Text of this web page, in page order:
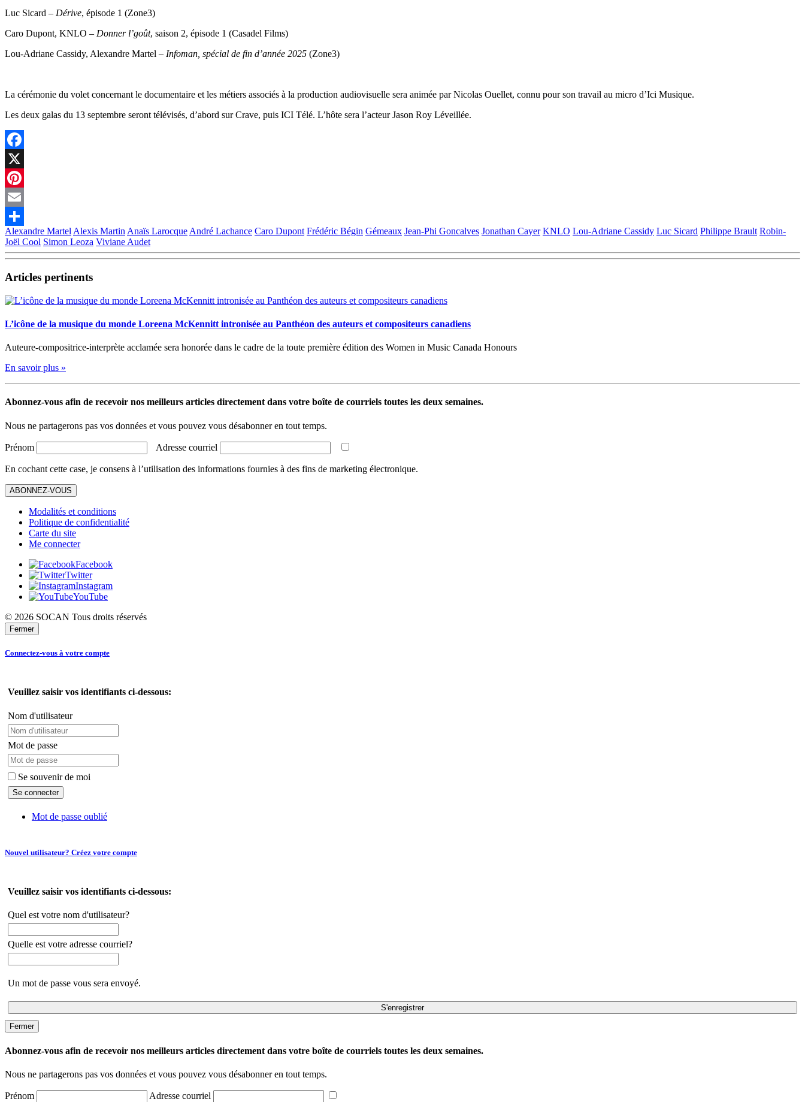
Luc Sicard – Dérive, épisode 1 (Zone3)
Caro Dupont, KNLO – Donner l’goût, saison 2, épisode 1 (Casadel Films)
Lou-Adriane Cassidy, Alexandre Martel – Infoman, spécial de fin d’année 2025 (Zone3)
La cérémonie du volet concernant le documentaire et les métiers associés à la production audiovisuelle sera animée par Nicolas Ouellet, connu pour son travail au micro d’Ici Musique.
Les deux galas du 13 septembre seront télévisés, d’abord sur Crave, puis ICI Télé. L’hôte sera l’acteur Jason Roy Léveillée.
Facebook
X
Pinterest
Email
Partager
Alexandre Martel Alexis Martin Anaïs Larocque André Lachance Caro Dupont Frédéric Bégin Gémeaux Jean-Phi Goncalves Jonathan Cayer KNLO Lou-Adriane Cassidy Luc Sicard Philippe Brault Robin-
Joël Cool Simon Leoza Viviane Audet
Articles pertinents
L’icône de la musique du monde Loreena McKennitt intronisée au Panthéon des auteurs et compositeurs canadiens
Auteure-compositrice-interprète acclamée sera honorée dans le cadre de la toute première édition des Women in Music Canada Honours
En savoir plus »
Abonnez-vous afin de recevoir nos meilleurs articles directement dans votre boîte de courriels toutes les deux semaines.
Nous ne partagerons pas vos données et vous pouvez vous désabonner en tout temps.
Prénom Adresse courriel
En cochant cette case, je consens à l’utilisation des informations fournies à des fins de marketing électronique.
ABONNEZ-VOUS
Modalités et conditions
Politique de confidentialité
Carte du site
Me connecter
Facebook
Twitter
Instagram
YouTube
© 2026 SOCAN Tous droits réservés
Fermer
Connectez-vous à votre compte
Veuillez saisir vos identifiants ci-dessous:
Nom d'utilisateur
Mot de passe
Se souvenir de moi
Mot de passe oublié
Nouvel utilisateur? Créez votre compte
Veuillez saisir vos identifiants ci-dessous:
Quel est votre nom d'utilisateur?
Quelle est votre adresse courriel?
Un mot de passe vous sera envoyé.
Fermer
Abonnez-vous afin de recevoir nos meilleurs articles directement dans votre boîte de courriels toutes les deux semaines.
Nous ne partagerons pas vos données et vous pouvez vous désabonner en tout temps.
Prénom Adresse courriel